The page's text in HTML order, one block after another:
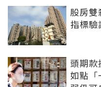
股房雙
指標
頭期款
如點「